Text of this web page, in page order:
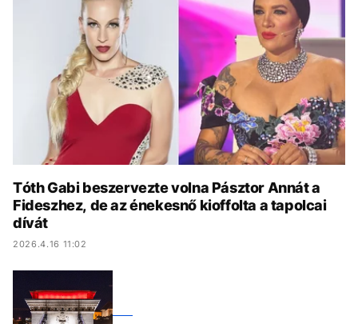
KÖZÉLET UTAZÁS
ÉLETMÓD DESIGN
BESZÉLGETÉSEK ARCOK
VIDEÓ TÖRTÉNETEK
GASZTRO
Tóth Gabi beszervezte volna Pásztor Annát a
Fideszhez, de az énekesnő kioffolta a tapolcai
dívát
2026.4.16 11:02